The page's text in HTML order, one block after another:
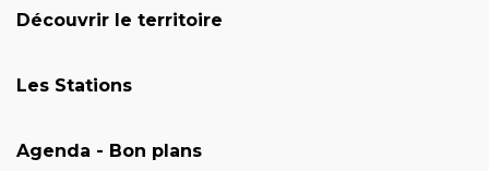
Découvrir le territoire
Les Stations
Agenda - Bon plans